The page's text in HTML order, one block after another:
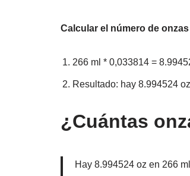
Calcular el número de
266 ml * 0,033814 =
Resultado: hay 8.994524
¿Cuántas
Hay 8.994524 oz en 266